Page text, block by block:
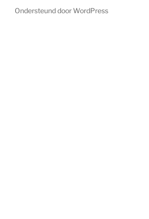
Ondersteund door WordPress